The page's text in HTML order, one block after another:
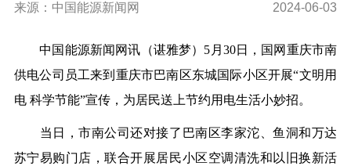
来源：中国能源新闻网 2024-06-03
中国能源新闻网讯 （谌雅梦） 5月30日，国网重庆市南
供电公司员工来到重庆市巴南区东城国际小区开展“文明用
电 科学节能”宣传，为居民送上节约用电生活小妙招。
当日，市南公司还对接了巴南区李家沱、鱼洞和万达
苏宁易购门店，联合开展居民小区空调清洗和以旧换新活